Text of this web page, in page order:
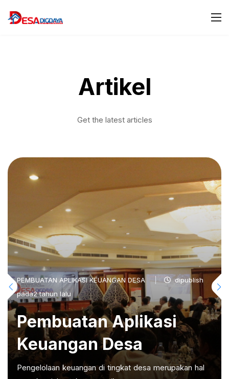
Artikel
Get the latest articles
PEMBUATAN APLIKASI KEUANGAN DESA
dipublish
pada2 tahun lalu
Pembuatan Aplikasi
Keuangan Desa
Pengelolaan keuangan di tingkat desa merupakan hal